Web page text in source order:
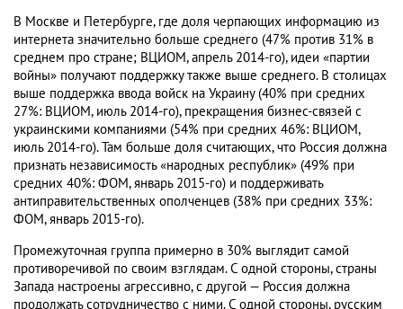
В Москве и Петербурге, где доля черпающих информацию из
интернета значительно больше среднего (47% против 31% в
среднем про стране; ВЦИОМ, апрель 2014-го), идеи «партии
войны» получают поддержку также выше среднего. В столицах
выше поддержка ввода войск на Украину (40% при средних
27%: ВЦИОМ, июль 2014-го), прекращения бизнес-связей с
украинскими компаниями (54% при средних 46%: ВЦИОМ,
июль 2014-го). Там больше доля считающих, что Россия должна
признать независимость «народных республик» (49% при
средних 40%: ФОМ, январь 2015-го) и поддерживать
антиправительственных ополченцев (38% при средних 33%:
ФОМ, январь 2015-го).
Промежуточная группа примерно в 30% выглядит самой
противоречивой по своим взглядам. С одной стороны, страны
Запада настроены агрессивно, с другой — Россия должна
продолжать сотрудничество с ними. С одной стороны, русским